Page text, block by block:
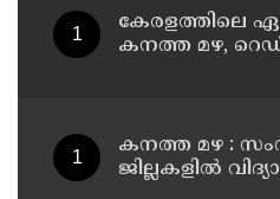
കേരളത്തിലെ
കനത്ത മഴ,
കനത്ത മഴ :
ജില്ലകളിൽ